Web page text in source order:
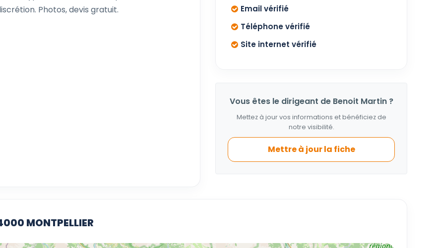
Photos, devis gratuit.
Email vérifié
Téléphone vérifié
Site internet vérifié
Vous êtes le dirigeant de Benoit Martin ?
Mettez à jour vos informations et bénéficiez de
notre visibilité.
Mettre à jour la fiche
MONTPELLIER